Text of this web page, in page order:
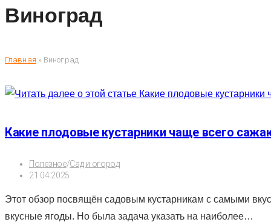
Виноград
Главная » Виноград
Какие плодовые кустарники чаще всего
Рубрика
записи:
Полезное/Сад и огород
Запись
21.04.2025
Этот обзор посвящён садовым кустарникам с самыми
вкусные ягоды. Но была задача указать на наиболее…